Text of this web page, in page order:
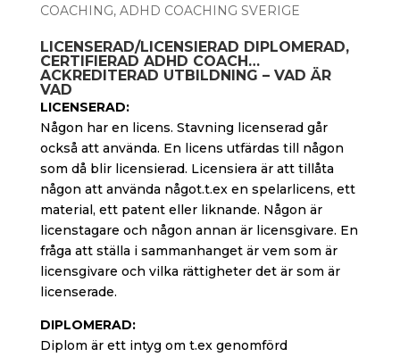
COACHING, ADHD COACHING SVERIGE
LICENSERAD/LICENSIERAD DIPLOMERAD,
CERTIFIERAD ADHD COACH…
ACKREDITERAD UTBILDNING – VAD ÄR
VAD
LICENSERAD:
Någon har en licens. Stavning licenserad går
också att använda. En licens utfärdas till någon
som då blir licensierad. Licensiera är att tillåta
någon att använda något.t.ex en spelarlicens, ett
material, ett patent eller liknande. Någon är
licenstagare och någon annan är licensgivare. En
fråga att ställa i sammanhanget är vem som är
licensgivare och vilka rättigheter det är som är
licenserade.
DIPLOMERAD:
Diplom är ett intyg om t.ex genomförd